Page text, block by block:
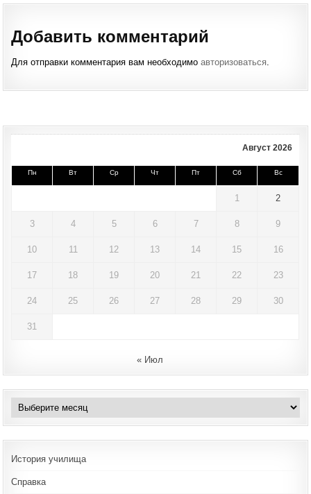
Добавить комментарий
Для отправки комментария вам необходимоавторизоваться
Август 2026
Пн Вт Ср Чт Пт Сб Вс
1 2
3 4 5 6 7 8 9
10 11 12 13 14 15 16
17 18 19 20 21 22 23
24 25 26 27 28 29 30
31
« Июл
Архивы
История училища
Справка